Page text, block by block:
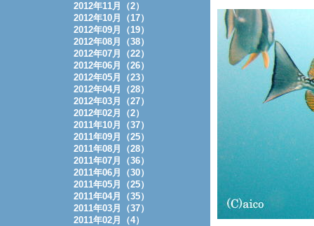
2012年11月（2）
2012年10月（17）
2012年09月（19）
2012年08月（38）
2012年07月（22）
2012年06月（26）
2012年05月（23）
2012年04月（28）
2012年03月（27）
2012年02月（2）
2011年10月（37）
2011年09月（25）
2011年08月（28）
2011年07月（36）
2011年06月（30）
2011年05月（25）
2011年04月（35）
2011年03月（37）
2011年02月（4）